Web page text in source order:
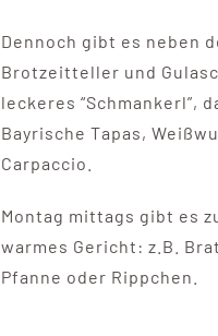
Dennoch gibt es neben
Brotzeitteller und
leckeres “Schmankerl”,
Bayrische Tapas,
Carpaccio.
Montag mittags gibt es
warmes Gericht: z.B.
Pfanne oder Rippchen.